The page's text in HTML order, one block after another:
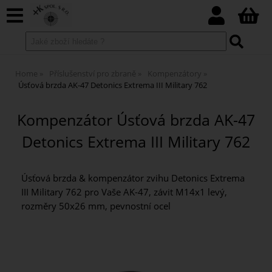
Home Příslušenství pro zbraně
Kompenzátory
Úsťová brzda AK-47 Detonics Extrema III Military 762
Kompenzátor Úsťová brzda AK-47
Detonics Extrema III Military 762
Úsťová brzda & kompenzátor zvihu Detonics Extrema
III Military 762 pro Vaše AK-47, závit M14x1 levý,
rozměry 50x26 mm, pevnostní ocel